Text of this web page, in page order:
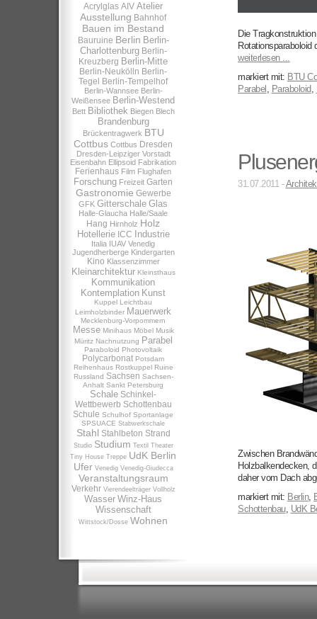
Acrylglas AIV Atelier
Ausstellung Bahnhof
Bauen im Bestand
Bauruine Berlin Berlin-
Charlottenburg Berlin-
Kreuzberg Berlin-Mitte
Berlin-Neukölln Berlin-
Tegel
Berlin-Tempelhof
Berlin-Wannsee Berlin-
Weißensee Berlin-Westend
Bett Bibliothek Biegen Blech
Brandenburg
Brückentragwerk BTU
Cottbus Cottbus Dresden
Dresden-Leipziger Vorstadt
Eisenbahn Ellipsoid Fabrikation
Ferienhaus Film Flughafen
Forschung Freizeit Garten
Gastronomie Gewerbe
GFK Gitterschale Glas
Halle-Glaucha Halle/Saale
Hang Hirnholz Holz
Hotellerie ICC Industrie
Italia IUAV Venedig
Jugendherberge Kindergarten
Kino Klassenzimmer
Kleinarchitektur Kleinsthaus
Kommunikation
Kontemplation Kunst
Kuppel Leichtbau
Leimholzbinder Mauerwerk
Mecklenburg-Vorpommern
Messe Minihaus Möbel Musik
Müritz Nachnutzung Parabel
Paraboloid Photovoltaik
Polycarbonat Potsdam
Reihenhaus Rostkuppel Ruine
Russland Sachsen Sachsen-
Anhalt Sankt Petersburg
Schale Schinkel-
Wettbewerb Schottenbau
Schule Schulhof Sportanlage
SPSUACE Stabwerkschale
Stahl Stahlbeton Strand
Studio Studium Textil Theater
Tiny House Treppe UdK Berlin
Ufer Venedig Venedig-Giudecca
Veranstaltungsraum
Verkehr Vierendeelträger Vollholz
Wasser Winz-Haus
Wissenschaft
Wittstock/Dosse Wohnen
Die
weiterlesen ...
markiert mit: BTU
Parabel , Paraboloid,
31.07.2011 -
Zwischen
Holzbalkendecken,
daher vom Dach
markiert mit: Berlin,
Schottenbau, UdK